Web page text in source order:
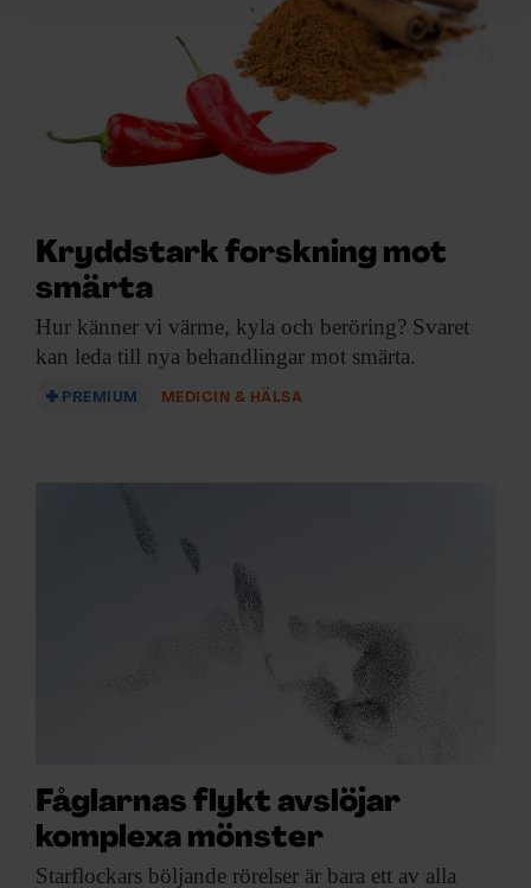
sociala medier och analysera vår trafik. Vi vidarebefordrar
även sådana identifierare och annan information från din
enhet till de sociala medier och annons- och analysföretag
som vi samarbetar med. Dessa kan i sin tur kombinera
informationen med annan information som du har
tillhandahållit eller som de har samlat in när du har använt
Kryddstark forskning mot
smärta
Hur känner vi värme, kyla och beröring? Svaret
kan leda till nya behandlingar mot smärta.
PREMIUM MEDICIN & HÄLSA
Fåglarnas flykt avslöjar
komplexa mönster
Starflockars böljande rörelser är bara ett av alla